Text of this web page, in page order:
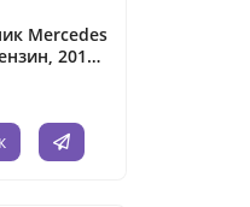
Mercedes
2012